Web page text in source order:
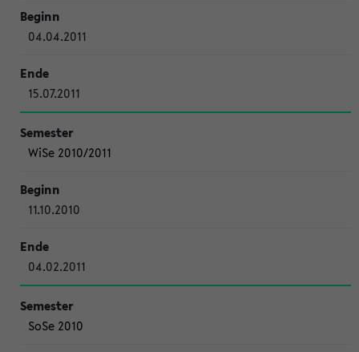
04.04.2011
15.07.2011
WiSe 2010/2011
11.10.2010
04.02.2011
SoSe 2010